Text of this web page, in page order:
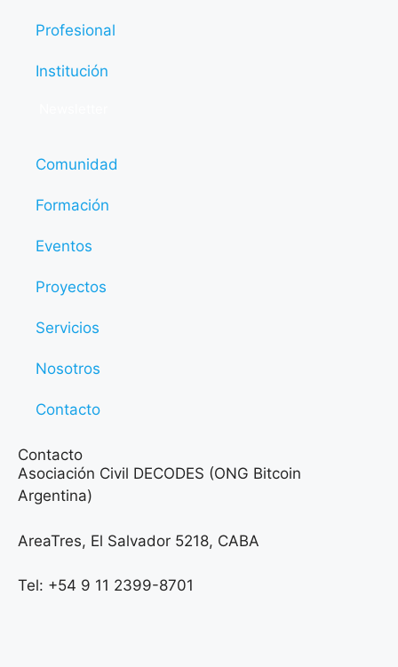
Profesional
Institución
Comunidad
Formación
Eventos
Proyectos
Servicios
Nosotros
Contacto
Contacto
Asociación Civil DECODES (ONG Bitcoin
Argentina)
AreaTres, El Salvador 5218, CABA
Tel: +54 9 11 2399-8701